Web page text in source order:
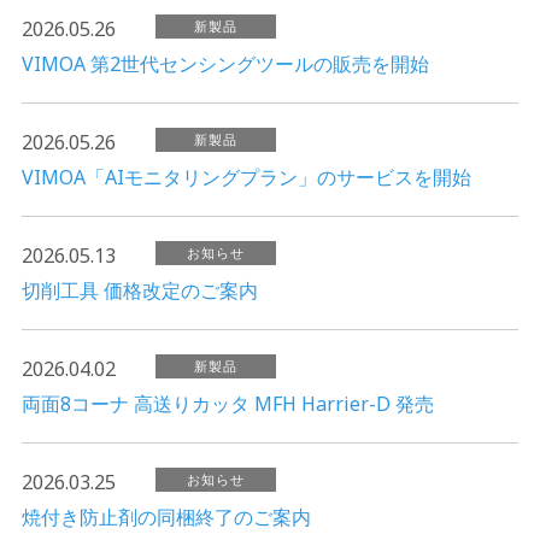
2026.05.26 新製品
VIMOA 第2世代センシングツールの販売を開始
2026.05.26 新製品
VIMOA「AIモニタリングプラン」のサービスを開始
2026.05.13 お知らせ
切削工具 価格改定のご案内
2026.04.02 新製品
両面8コーナ 高送りカッタ MFH Harrier-D 発売
2026.03.25 お知らせ
焼付き防止剤の同梱終了のご案内